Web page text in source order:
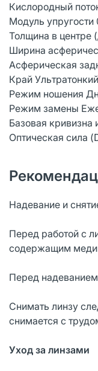
Кислородный
Модуль
Толщина в центре
Ширина
Асферическая
Край Ультратонкий
Режим ношения
Режим замены
Базовая
Оптическая сила
Надевание и
Перед работой с
содержащим
Перед
Снимать линзу
снимается с
Уход за линзами